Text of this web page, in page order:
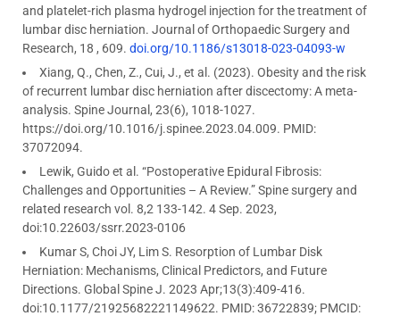
and platelet-rich plasma hydrogel injection for the treatment of
lumbar disc herniation. Journal of Orthopaedic Surgery and
Research, 18 , 609. doi.org/10.1186/s13018-023-04093-w
Xiang, Q., Chen, Z., Cui, J., et al. (2023). Obesity and the risk
of recurrent lumbar disc herniation after discectomy: A meta-
analysis. Spine Journal, 23(6), 1018-1027.
https://doi.org/10.1016/j.spinee.2023.04.009. PMID:
37072094.
Lewik, Guido et al. “Postoperative Epidural Fibrosis:
Challenges and Opportunities – A Review.” Spine surgery and
related research vol. 8,2 133-142. 4 Sep. 2023,
doi:10.22603/ssrr.2023-0106
Kumar S, Choi JY, Lim S. Resorption of Lumbar Disk
Herniation: Mechanisms, Clinical Predictors, and Future
Directions. Global Spine J. 2023 Apr;13(3):409-416.
doi:10.1177/21925682221149622. PMID: 36722839; PMCID: